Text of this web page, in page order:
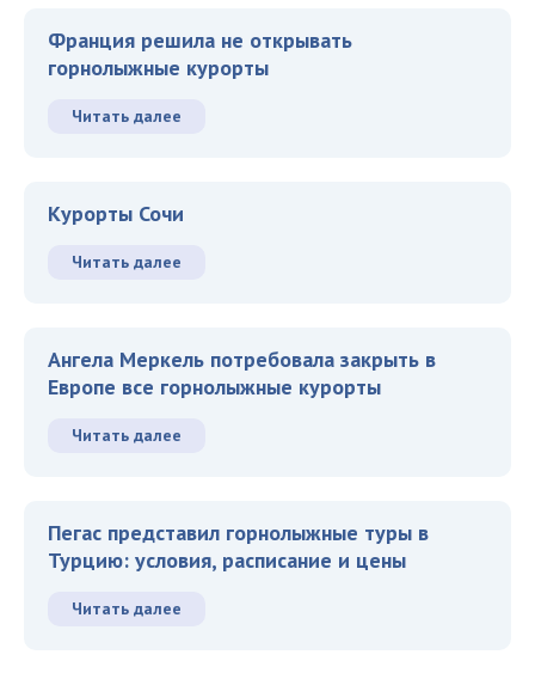
Франция решила не открывать
горнолыжные курорты
Читать далее
Курорты Сочи
Читать далее
Ангела Меркель потребовала закрыть в
Европе все горнолыжные курорты
Читать далее
Пегас представил горнолыжные туры в
Турцию: условия, расписание и цены
Читать далее